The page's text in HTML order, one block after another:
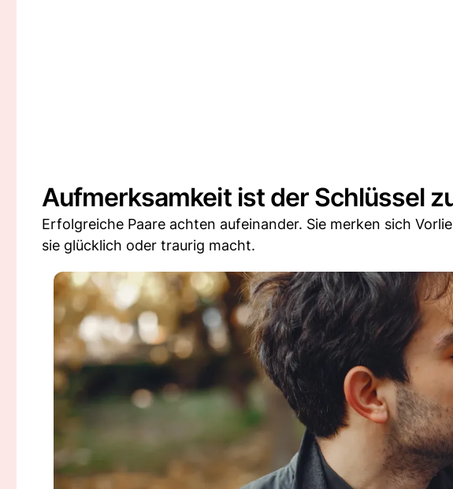
Aufmerksamkeit ist der Schlüssel
Erfolgreiche Paare achten aufeinander. Sie merken sich
sie glücklich oder traurig macht.